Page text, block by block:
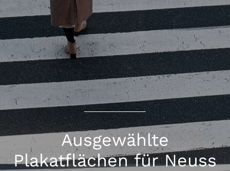
Ausgewählte
Plakatflächen für Neuss